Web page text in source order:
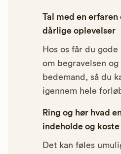
Tal med en
dårlige oplevelser
Hos os får du
om begravelsen og
bedemand, så du
igennem hele
Ring og hør hvad
indeholde og koste
Det kan føles